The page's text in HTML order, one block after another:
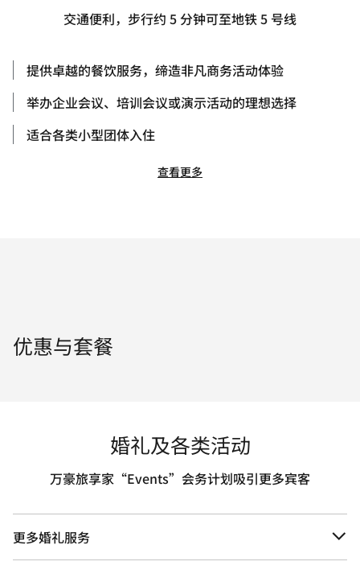
交通便利，步行约 5 分钟可至地铁 5 号线
提供卓越的餐饮服务，缔造非凡商务活动体验
举办企业会议、培训会议或演示活动的理想选择
适合各类小型团体入住
查看更多
优惠与套餐
婚礼及各类活动
万豪旅享家“Events”会务计划吸引更多宾客
更多婚礼服务